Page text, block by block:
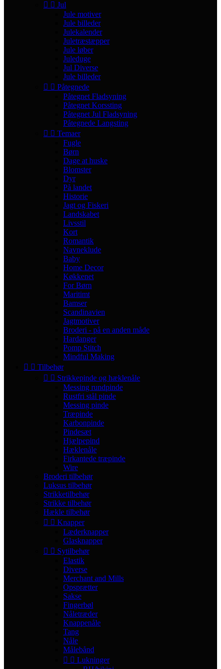
  Jul
Jule motiver
Jule billeder
Julekalender
Juletræstæpper
Jule løber
Juleduge
Jul Diverse
Jule billeder
  Påtegnede
Påtegnet Fladsyning
Påtegnet Korssting
Påtegnet Jul Fladsyning
Påtegnede Langsting
  Temaer
Fugle
Børn
Dage at huske
Blomster
Dyr
På landet
Historie
Jagt og Fiskeri
Landskabet
Livsstil
Kort
Romantik
Navneklude
Baby
Home Decor
Køkkenet
For Børn
Maritimt
Bamser
Scandinavien
Jagtmotiver
Broderi - på en anden måde
Hardanger
Pomp Stitch
Mindful Making
  Tilbehør
  Strikkepinde og hæklenåle
Messing rundpinde
Rustfri stål pinde
Messing pinde
Træpinde
Karbonpinde
Pindesæt
Hjælpepind
Hæklenåle
Firkantede træpinde
Wire
Broderi tilbehør
Luksus tilbehør
Strikketilbehør
Strikke tilbehør
Hækle tilbehør
  Knapper
Læderknapper
Glasknapper
  Sytilbehør
Elastik
Diverse
Merchant and Mills
Opsprætter
Sakse
Fingerbøl
Nåletræder
Knappenåle
Tang
Nåle
Målebånd
  Lukninger